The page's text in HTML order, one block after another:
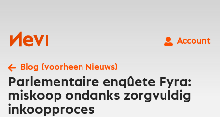
Nevi
Account
Blog (voorheen Nieuws)
Parlementaire enqûete Fyra:
miskoop ondanks zorgvuldig
inkoopproces